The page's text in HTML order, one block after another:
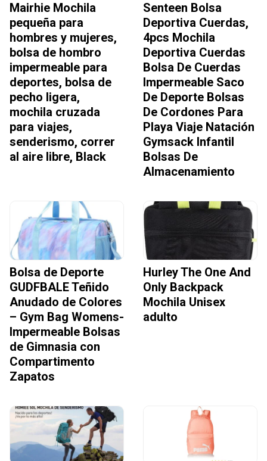
Mairhie Mochila
pequeña para
hombres y mujeres,
bolsa de hombro
impermeable para
deportes, bolsa de
pecho ligera,
mochila cruzada
para viajes,
senderismo, correr
al aire libre, Black
Senteen Bolsa
Deportiva Cuerdas,
4pcs Mochila
Deportiva Cuerdas
Bolsa De Cuerdas
Impermeable Saco
De Deporte Bolsas
De Cordones Para
Playa Viaje Natación
Gymsack Infantil
Bolsas De
Almacenamiento
Bolsa de Deporte
GUDFBALE Teñido
Anudado de Colores
– Gym Bag Womens-
Impermeable Bolsas
de Gimnasia con
Compartimento
Zapatos
Hurley The One And
Only Backpack
Mochila Unisex
adulto